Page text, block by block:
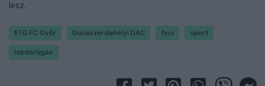
lesz.
ETO FC Győr Dunaszerdahelyi DAC foci sport
labdarúgás